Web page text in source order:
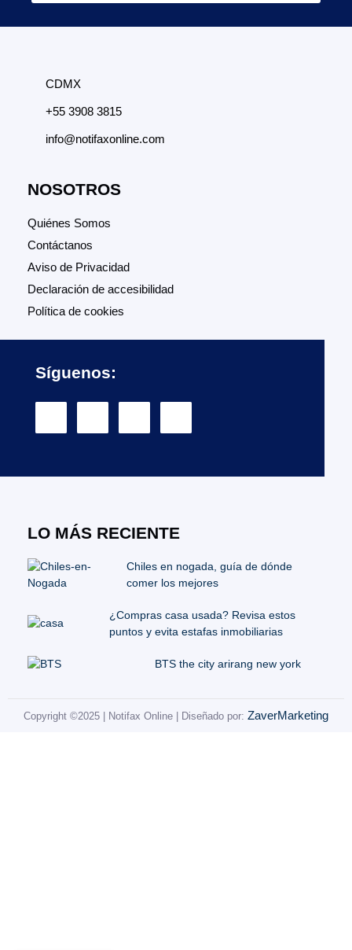
CDMX
+55 3908 3815
info@notifaxonline.com
NOSOTROS
Quiénes Somos
Contáctanos
Aviso de Privacidad
Declaración de accesibilidad
Política de cookies
Síguenos:
LO MÁS RECIENTE
Chiles en nogada, guía de dónde
comer los mejores
¿Compras casa usada? Revisa estos
puntos y evita estafas inmobiliarias
BTS the city arirang new york
Copyright ©2025 | Notifax Online | Diseñado por: ZaverMarketing